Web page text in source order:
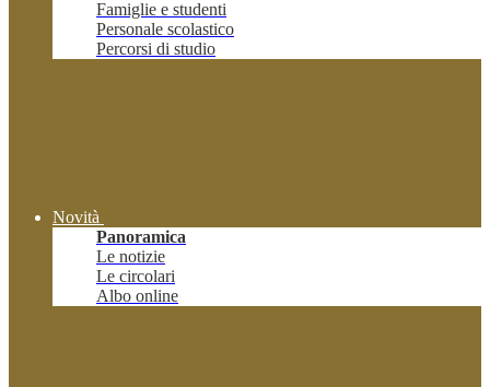
Famiglie e studenti
Personale scolastico
Percorsi di studio
Novità
Panoramica
Le notizie
Le circolari
Albo online